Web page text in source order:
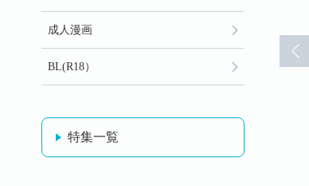
ルカラ
ー）(24)
和戸村
れます！（フルカラ
和戸村
成人漫画
BL(R18）
特集一覧